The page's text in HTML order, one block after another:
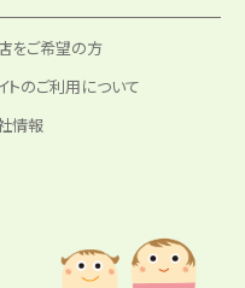
をご希望の方
トのご利用について
情報